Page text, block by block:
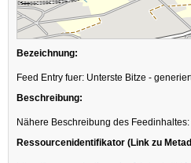
Bezeichnung:
Feed Entry fuer: Unterste Bitze -
Beschreibung:
Nähere Beschreibung des
Ressourcenidentifikator (Link zu